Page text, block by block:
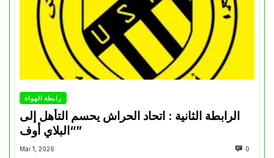
رابطة الهواة
الرابطة الثانية : اتحاد الحراش يحسم التأهل إلى
“البلاي أوف”
Mai 1, 2026 0